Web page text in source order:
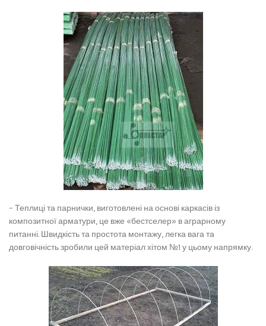
– Теплиці та парнички, виготовлені на основі каркасів із
композитної арматури, це вже «бестселер» в аграрному
питанні. Швидкість та простота монтажу, легка вага та
довговічність зробили цей матеріал хітом №1 у цьому напрямку.